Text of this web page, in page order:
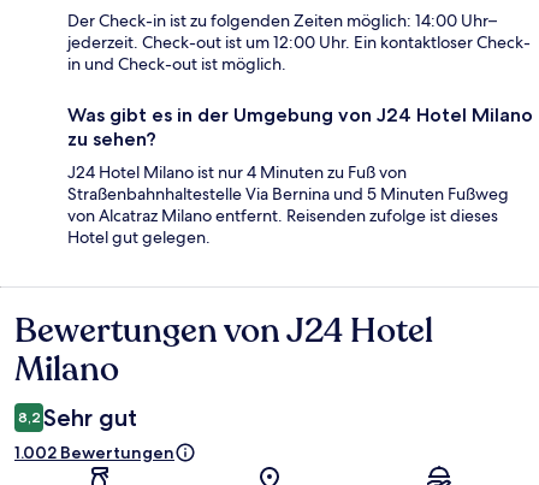
Der Check-in ist zu folgenden Zeiten möglich: 14:00 Uhr–
jederzeit. Check-out ist um 12:00 Uhr. Ein kontaktloser Check-
in und Check-out ist möglich.
Was gibt es in der Umgebung von J24 Hotel Milano
zu sehen?
J24 Hotel Milano ist nur 4 Minuten zu Fuß von
Straßenbahnhaltestelle Via Bernina und 5 Minuten Fußweg
von Alcatraz Milano entfernt. Reisenden zufolge ist dieses
Hotel gut gelegen.
Bewertungen
Bewertungen von J24 Hotel
Milano
8,2 Sehr gut
1.002 Bewertungen